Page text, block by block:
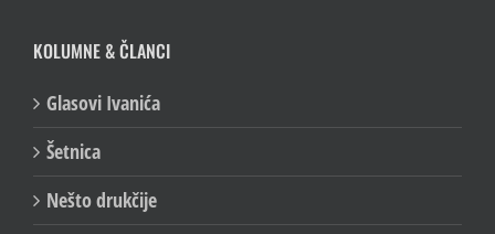
KOLUMNE & ČLANCI
Glasovi Ivanića
Šetnica
Nešto drukčije